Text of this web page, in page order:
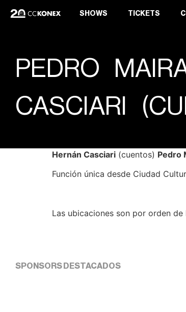
SHOWS TICKETS
PEDRO
CASCIARI
Hernán Casciari (cuentos) Pedro
Función única desde Ciudad
Las ubicaciones son por orden
SPONSORS DESTACADOS